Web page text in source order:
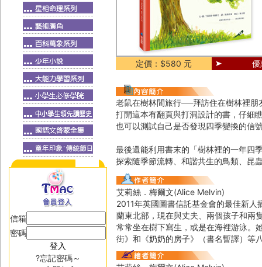
信箱
密碼
?忘記密碼～
定價：$580 元
老鼠在樹林間旅行──拜訪住在樹林裡朋
打開這本有翻頁與打洞設計的書，仔細
也可以測試自己是否發現四季變換的信
最後還能利用書末的「樹林裡的一年四
探索隨季節流轉、和諧共生的鳥類、昆
艾莉絲．梅爾文(Alice Melvin)
2011年英國圖書信託基金會的最佳新
蘭東北部，現在與丈夫、兩個孩子和兩
常常坐在樹下寫生，或是在海裡游泳。
街》和《奶奶的房子》（書名暫譯）等